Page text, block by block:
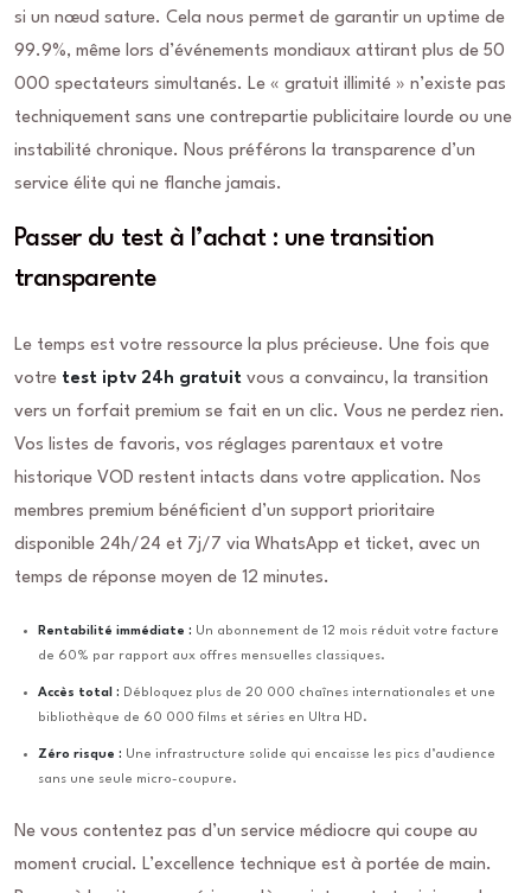
si un nœud sature. Cela nous permet de garantir un uptime de
99.9%, même lors d’événements mondiaux attirant plus de 50
000 spectateurs simultanés. Le « gratuit illimité » n’existe pas
techniquement sans une contrepartie publicitaire lourde ou une
instabilité chronique. Nous préférons la transparence d’un
service élite qui ne flanche jamais.
Passer du test à l’achat : une transition
transparente
Le temps est votre ressource la plus précieuse. Une fois que
votre test iptv 24h gratuit vous a convaincu, la transition
vers un forfait premium se fait en un clic. Vous ne perdez rien.
Vos listes de favoris, vos réglages parentaux et votre
historique VOD restent intacts dans votre application. Nos
membres premium bénéficient d’un support prioritaire
disponible 24h/24 et 7j/7 via WhatsApp et ticket, avec un
temps de réponse moyen de 12 minutes.
Rentabilité immédiate : Un abonnement de 12 mois réduit votre facture
de 60% par rapport aux offres mensuelles classiques.
Accès total : Débloquez plus de 20 000 chaînes internationales et une
bibliothèque de 60 000 films et séries en Ultra HD.
Zéro risque : Une infrastructure solide qui encaisse les pics d’audience
sans une seule micro-coupure.
Ne vous contentez pas d’un service médiocre qui coupe au
moment crucial. L’excellence technique est à portée de main.